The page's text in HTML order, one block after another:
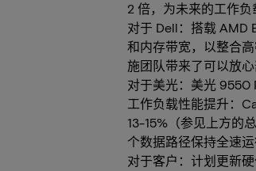
2 倍，为未来的工作负
对于 Dell：搭载 AMD
和内存带宽，以整合
施团队带来了可以放心
对于美光：美光 9550
工作负载性能提升：
13-15%（参见上方的
个数据路径保持全速运
对于客户：计划更新